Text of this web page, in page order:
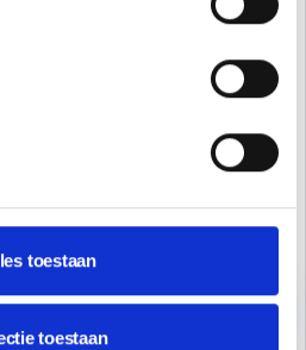
toestaan
toestaan
met mij opnemen over dit bericht.
je bericht